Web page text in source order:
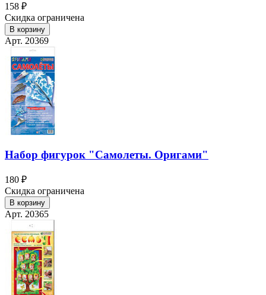
158 ₽
Скидка ограничена
В корзину
Арт. 20369
Набор фигурок "Самолеты. Оригами"
180 ₽
Скидка ограничена
В корзину
Арт. 20365